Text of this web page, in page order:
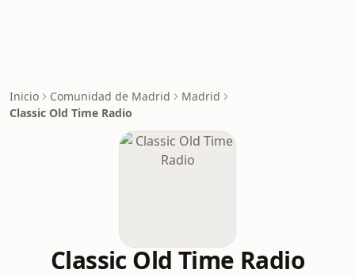
Inicio Comunidad de Madrid
Madrid
Classic Old Time Radio
Classic Old Time Radio